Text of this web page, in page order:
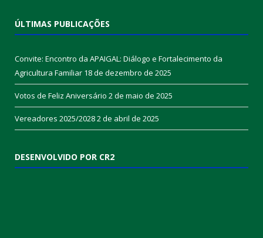
ÚLTIMAS PUBLICAÇÕES
Convite: Encontro da APAIGAL: Diálogo e Fortalecimento da
Agricultura Familiar 18 de dezembro de 2025
Votos de Feliz Aniversário 2 de maio de 2025
Vereadores 2025/20282 de abril de 2025
DESENVOLVIDO POR CR2